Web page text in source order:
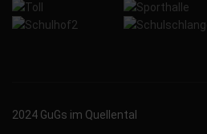
2024 GuGs im Quellental